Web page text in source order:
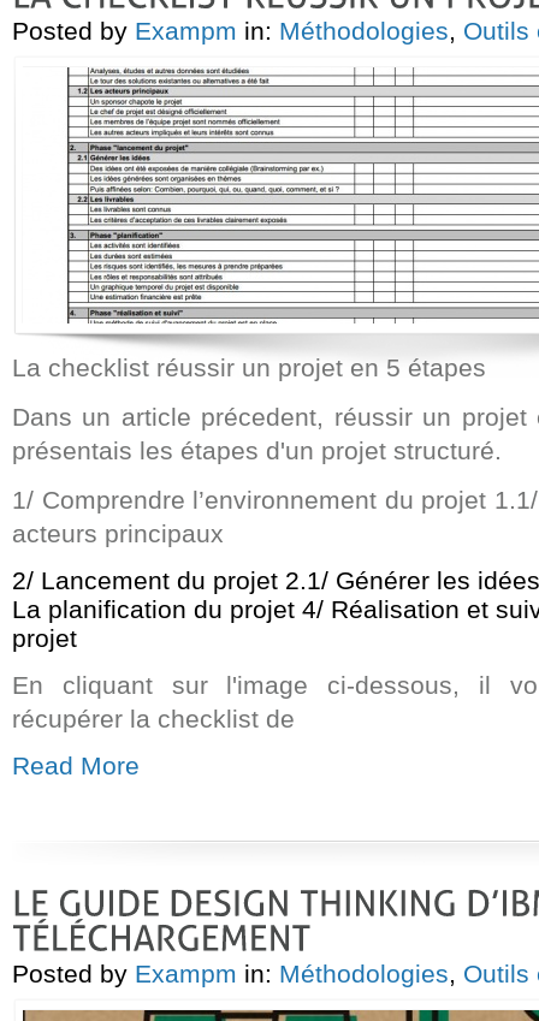
Posted by Exampm in: Méthodologies, Outils
La checklist réussir un projet en 5 étapes
Dans un article précedent, réussir un
présentais les étapes d'un projet structuré.
1/ Comprendre l’environnement du projet
acteurs principaux
2/ Lancement du projet 2.1/ Générer les
La planification du projet 4/ Réalisation et
projet
En cliquant sur l'image ci-dessous, il
récupérer la checklist de
Read More
Posted by Exampm in: Méthodologies, Outils